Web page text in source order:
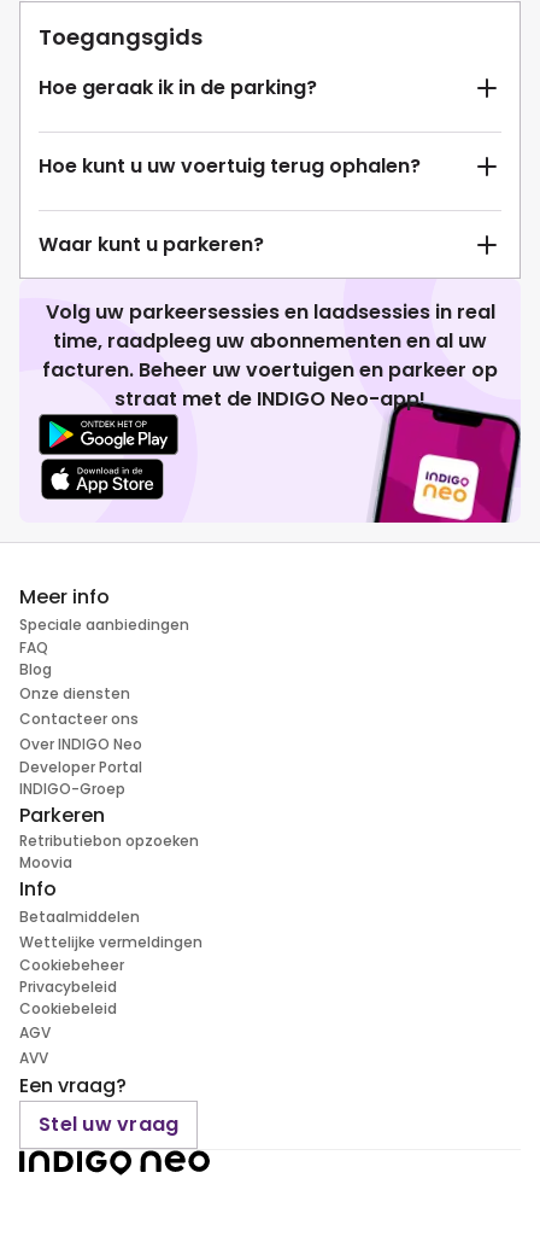
Toegangsgids
Hoe geraak ik in de parking?
Hoe kunt u uw voertuig terug ophalen?
Waar kunt u parkeren?
Volg uw parkeersessies en laadsessies in real
time, raadpleeg uw abonnementen en al uw
facturen. Beheer uw voertuigen en parkeer op
straat met de INDIGO Neo-app!
Meer info
Speciale aanbiedingen
FAQ
Blog
Onze diensten
Contacteer ons
Over INDIGO Neo
Developer Portal
INDIGO-Groep
Parkeren
Retributiebon opzoeken
Moovia
Info
Betaalmiddelen
Wettelijke vermeldingen
Cookiebeheer
Privacybeleid
Cookiebeleid
AGV
AVV
Een vraag?
Stel uw vraag